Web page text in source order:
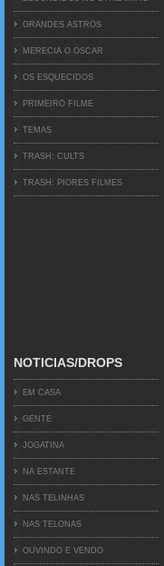
GRANDES ASTROS
MERECIA O OSCAR
OS ESQUECIDOS
PRIMEIRO FILME
TEMAS
TRASH: CULTS
TRASH: PIORES FILMES
NOTICIAS/DROPS
EM CASA
GENTE
JOGATINA
NA ESTANTE
NAS TELINHAS
NAS TELONAS
OUVINDO E VENDO